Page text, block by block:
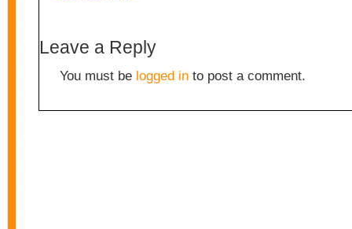
Leave a Reply
You must be logged in to post a comment.